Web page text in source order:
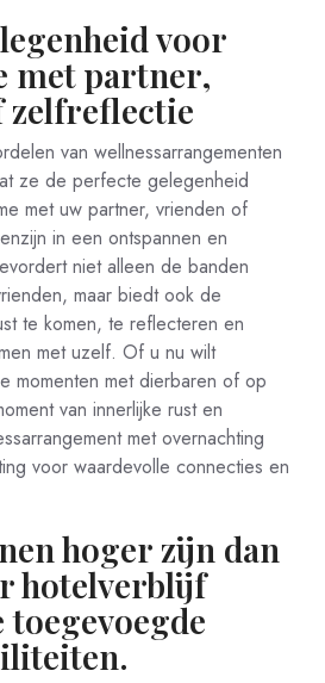
voor
met partner,
zelfreflectie
van wellnessarrangementen
ze de perfecte gelegenheid
met uw partner, vrienden of
in een ontspannen en
niet alleen de banden
maar biedt ook de
te komen, te reflecteren en
met uzelf. Of u nu wilt
momenten met dierbaren of op
van innerlijke rust en
met overnachting
voor waardevolle connecties en
hoger zijn dan
hotelverblijf
toegevoegde